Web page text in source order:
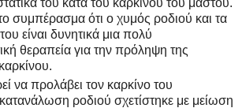
συμπέρασμα ότι ο χυμός ροδιού και τα
είναι δυνητικά μια πολύ
θεραπεία για την πρόληψη της
να προλάβει τον καρκίνο του
ροδιού σχετίστηκε με μείωση